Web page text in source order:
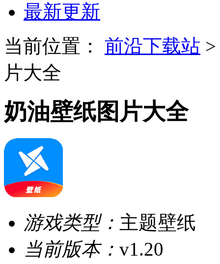
最新更新
当前位置：
前沿下载站
片大全
奶油壁纸图片大全
游戏类型： 主题壁纸
当前版本： v1.20